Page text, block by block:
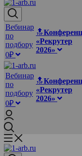
Вебинар
по
подбору
0₽
🔝
«Рекрутер
2026»
Вебинар
по
подбору
0₽
🔝
«Рекрутер
2026»